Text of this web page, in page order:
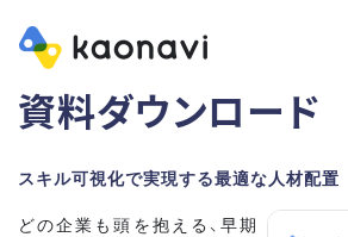
資料ダウンロード
スキル可視化で実現する最適な人材配置
どの企業も頭を抱える、早期